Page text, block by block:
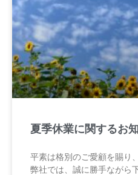
夏季休業に関するお
平素は格別のご愛顧を賜り
弊社では、誠に勝手ながら